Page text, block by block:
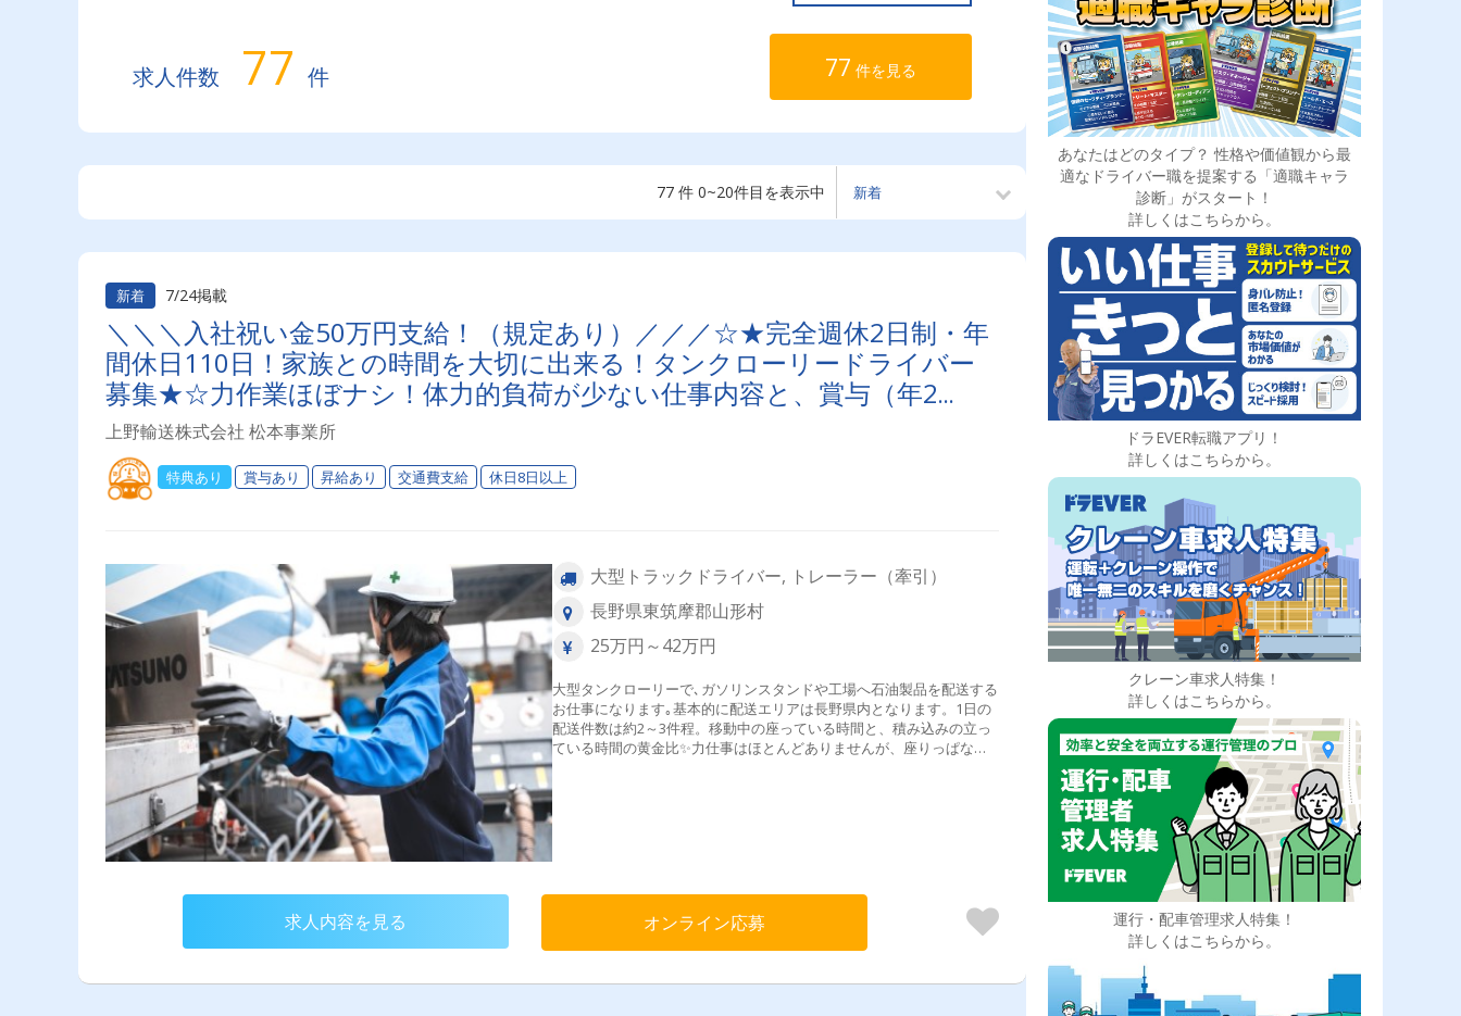
求人件数 77 件 77 件を見る
77 件 0~20件目を表示中
新着 7/24掲載
＼＼＼入社祝い金50万円支給！（規定あり）／／／☆★完全週休2日制・年
間休日110日！家族との時間を大切に出来る！タンクローリードライバー
募集★☆力作業ほぼナシ！体力的負荷が少ない仕事内容と、賞与（年2
回）・昇給・退職金制度など充実の福利厚生で安定して長く続けられます♪
上野輸送株式会社 松本事業所
特典あり 賞与あり 昇給あり 交通費支給 休日8日以上
大型トラックドライバー, トレーラー（牽引）
長野県東筑摩郡山形村
25万円～42万円
大型タンクローリーで､ガソリンスタンドや工場へ石油製品を配送する
お仕事になります｡基本的に配送エリアは長野県内となります。1日の
配送件数は約2～3件程。移動中の座っている時間と、積み込みの立っ
ている時間の黄金比✨力仕事はほとんどありませんが、座りっぱなし
でもないのがちょうどいいんです♪詳しい一日の仕事の流れは”上野輸
送 YouTube”で検索！＜1日の流れ＞ ※一例です☼5:00 出勤↓6:00
油槽所で積込み↓7:00～ 長野県内で配送↓10:00～ 2件目の配送に向けて
油槽所で積込み↓12:00 お昼休憩↓13:00～ 2件目の配送に向けて出発
求人内容を見る オンライン応募
あなたはどのタイプ？ 性格や価値観から最
適なドライバー職を提案する「適職キャラ
診断」がスタート！
詳しくはこちらから。
ドラEVER転職アプリ！
詳しくはこちらから。
クレーン車求人特集！
詳しくはこちらから。
運行・配車管理求人特集！
詳しくはこちらから。